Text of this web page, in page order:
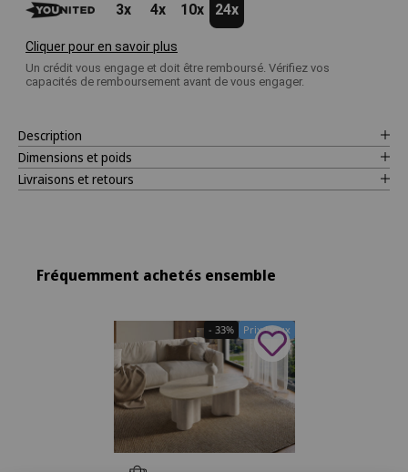
3x 4x 10x 24x
Cliquer pour en savoir plus
Un crédit vous engage et doit être remboursé. Vérifiez vos
capacités de remboursement avant de vous engager.
Description
Dimensions et poids
Livraisons et retours
Fréquemment achetés ensemble
Prix Doux
- 33%